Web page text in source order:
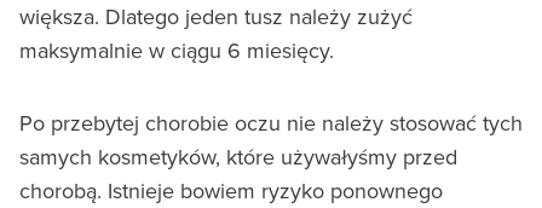
większa. Dlatego jeden tusz należy zużyć
maksymalnie w ciągu 6 miesięcy.
Po przebytej chorobie oczu nie należy stosować tych
samych kosmetyków, które używałyśmy przed
chorobą. Istnieje bowiem ryzyko ponownego